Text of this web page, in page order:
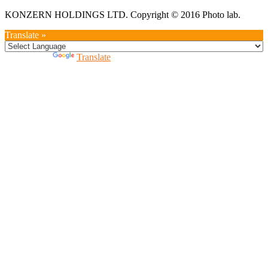
KONZERN HOLDINGS LTD. Copyright © 2016 Photo lab.
Translate »
Translate